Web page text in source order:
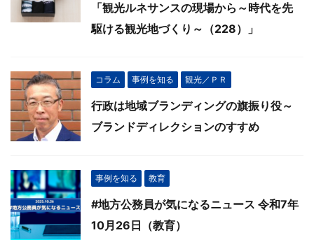
「観光ルネサンスの現場から～時代を先
駆ける観光地づくり～（228）」
コラム 事例を知る 観光／ＰＲ
行政は地域ブランディングの旗振り役～
ブランドディレクションのすすめ
事例を知る 教育
#地方公務員が気になるニュース 令和7年
10月26日（教育）